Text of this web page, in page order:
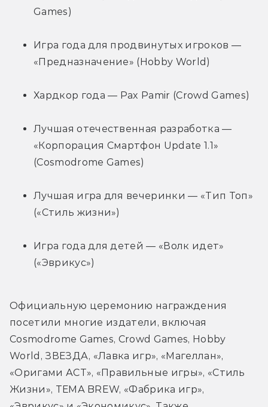
Games)
Игра года для продвинутых игроков —
«Предназначение» (Hobby World)
Хардкор года — Pax Pamir (Crowd Games)
Лучшая отечественная разработка —
«Корпорация Смартфон Update 1.1»
(Cosmodrome Games)
Лучшая игра для вечеринки — «Тип Топ»
(«Стиль жизни»)
Игра года для детей — «Волк идет»
(«Эврикус»)
Официальную церемонию награждения
посетили многие издатели, включая
Cosmodrome Games, Crowd Games, Hobby
World, ЗВЕЗДА, «Лавка игр», «Магеллан»,
«Оригами АСТ», «Правильные игры», «Стиль
Жизни», ТЕМА BREW, «Фабрика игр»,